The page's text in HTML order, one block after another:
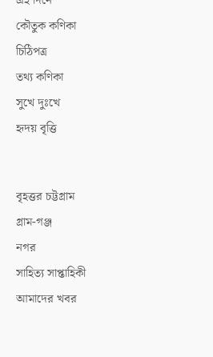
কৌতুক কণিকা
চিঠিপত্র
তথ্য কণিকা
সুখে দুঃখে
হৃদয় বৃত্তি
বৃহত্তর চট্টগ্রাম
গ্রাম-গঞ্জ
নগর
সাহিত্য সাপ্তাহিকী
আমাদের খবর